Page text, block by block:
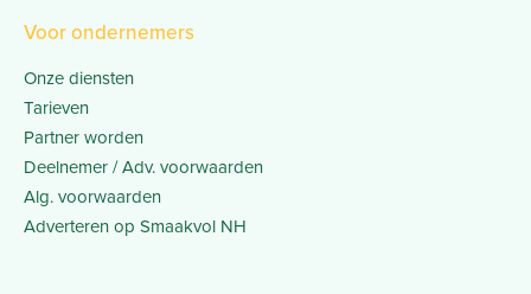
Voor ondernemers
Onze diensten
Tarieven
Partner worden
Deelnemer / Adv. voorwaarden
Alg. voorwaarden
Adverteren op Smaakvol NH